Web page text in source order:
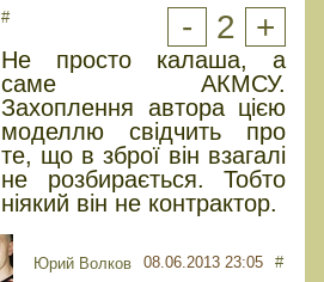
#
- 2 +
Не просто калаша, а
саме АКМСУ.
Захоплення автора цією
моделлю свідчить про
те, що в зброї він взагалі
не розбирається. Тобто
ніякий він не контрактор.
Юрий Волков 08.06.2013 23:05 #